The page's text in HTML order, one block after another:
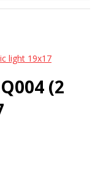
light 19х17
(2